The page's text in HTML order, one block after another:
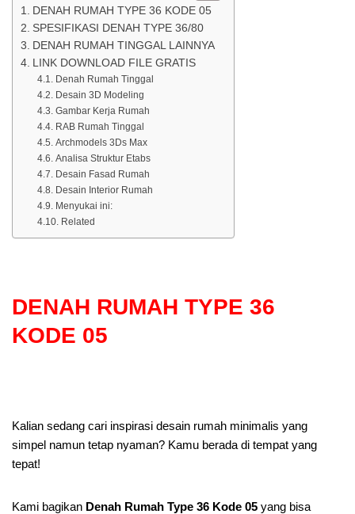
DENAH RUMAH TYPE 36 KODE 05
SPESIFIKASI DENAH TYPE 36/80
DENAH RUMAH TINGGAL LAINNYA
LINK DOWNLOAD FILE GRATIS
Denah Rumah Tinggal
Desain 3D Modeling
Gambar Kerja Rumah
RAB Rumah Tinggal
Archmodels 3Ds Max
Analisa Struktur Etabs
Desain Fasad Rumah
Desain Interior Rumah
Menyukai ini:
Related
DENAH RUMAH TYPE 36
KODE 05
Kalian sedang cari inspirasi desain rumah minimalis yang
simpel namun tetap nyaman? Kamu berada di tempat yang
tepat!
Kami bagikan Denah Rumah Type 36 Kode 05 yang bisa